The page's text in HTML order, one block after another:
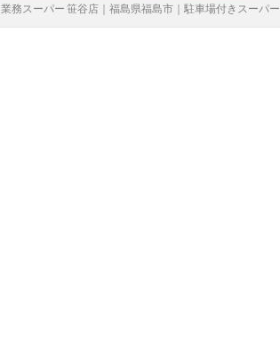
業務スーパー 笹谷店｜福島県福島市｜駐車場付きスーパー